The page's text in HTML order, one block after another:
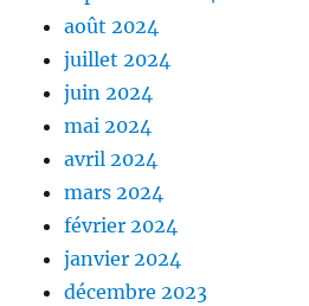
août 2024
juillet 2024
juin 2024
mai 2024
avril 2024
mars 2024
février 2024
janvier 2024
décembre 2023